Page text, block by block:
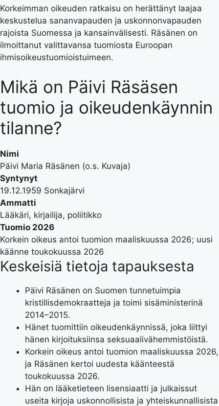
Korkeimman oikeuden ratkaisu on herättänyt laajaa
keskustelua sananvapauden ja uskonnonvapauden
rajoista Suomessa ja kansainvälisesti. Räsänen on
ilmoittanut valittavansa tuomiosta Euroopan
ihmisoikeustuomioistuimeen.
Mikä on Päivi Räsäsen
tuomio ja oikeudenkäynnin
tilanne?
Nimi
Päivi Maria Räsänen (o.s. Kuvaja)
Syntynyt
19.12.1959 Sonkajärvi
Ammatti
Lääkäri, kirjailija, poliitikko
Tuomio 2026
Korkein oikeus antoi tuomion maaliskuussa 2026; uusi
käänne toukokuussa 2026
Keskeisiä tietoja tapauksesta
Päivi Räsänen on Suomen tunnetuimpia
kristillisdemokraatteja ja toimi sisäministerinä
2014–2015.
Hänet tuomittiin oikeudenkäynnissä, joka liittyi
hänen kirjoituksiinsa seksuaalivähemmistöistä.
Korkein oikeus antoi tuomion maaliskuussa 2026,
ja Räsänen kertoi uudesta käänteestä
toukokuussa 2026.
Hän on lääketieteen lisensiaatti ja julkaissut
useita kirjoja uskonnollisista ja yhteiskunnallisista